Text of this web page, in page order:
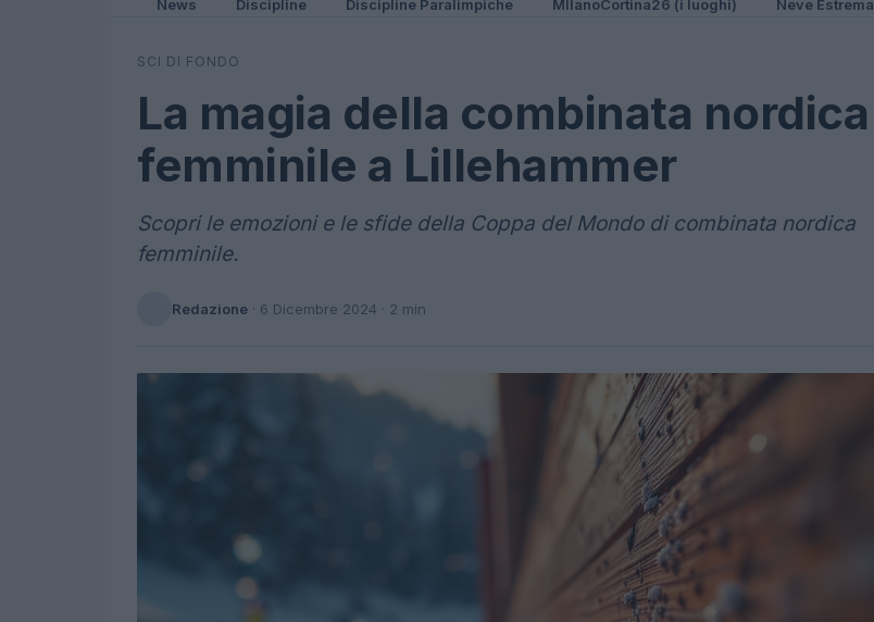
News Discipline Discipline Paralimpiche MIlanoCortina26 (i luoghi) Neve Estrema
SCI DI FONDO
La magia della combinata nordica
femminile a Lillehammer
Scopri le emozioni e le sfide della Coppa del Mondo di combinata nordica
femminile.
Redazione · 6 Dicembre 2024 · 2 min